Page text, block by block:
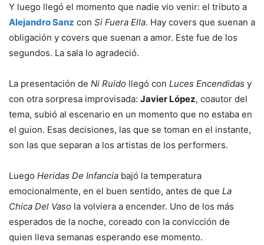
Y luego llegó el momento que nadie vio venir: el tributo a
Alejandro Sanz con Si Fuera Ella. Hay covers que suenan a
obligación y covers que suenan a amor. Este fue de los
segundos. La sala lo agradeció.
La presentación de Ni Ruido llegó con Luces Encendidas y
con otra sorpresa improvisada: Javier López, coautor del
tema, subió al escenario en un momento que no estaba en
el guion. Esas decisiones, las que se toman en el instante,
son las que separan a los artistas de los performers.
Luego Heridas De Infancia bajó la temperatura
emocionalmente, en el buen sentido, antes de que La
Chica Del Vaso la volviera a encender. Uno de los más
esperados de la noche, coreado con la convicción de
quien lleva semanas esperando ese momento.